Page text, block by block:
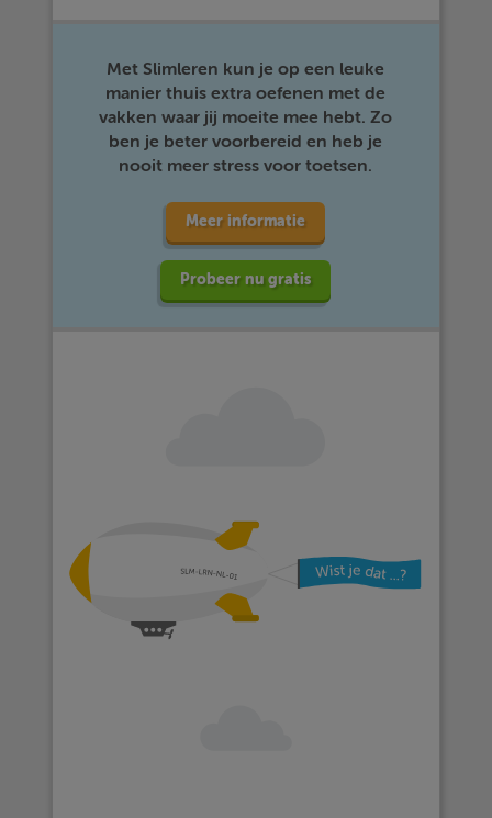
Met Slimleren kun je op een leuke
manier thuis extra oefenen met de
vakken waar jij moeite mee hebt. Zo
ben je beter voorbereid en heb je
nooit meer stress voor toetsen.
Meer informatie
Probeer nu gratis